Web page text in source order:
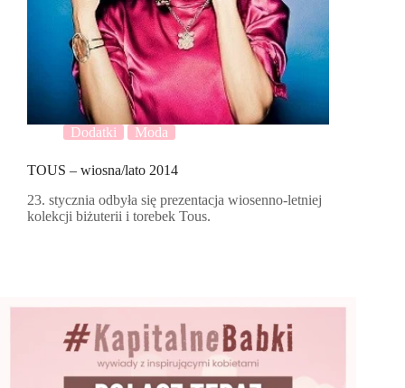
Dodatki Moda
TOUS – wiosna/lato 2014
23. stycznia odbyła się prezentacja wiosenno-letniej
kolekcji biżuterii i torebek Tous.